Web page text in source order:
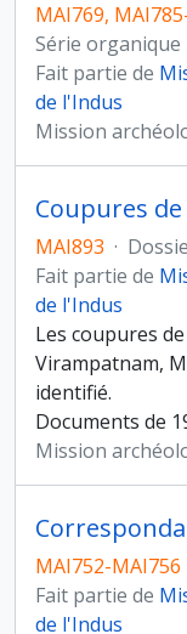
MAI769,
Série organique
Fait partie de
de l'Indus
Mission
Coupures
MAI893 ·
Fait partie de
de l'Indus
Les coupures
Virampatnam,
identifié.
Documents de
Mission
MAI752-MAI756
Fait partie de
de l'Indus